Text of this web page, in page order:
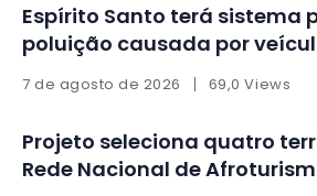
Espírito Santo terá sistema
poluição causada por
7 de agosto de 2026 69,0 Views
Projeto seleciona quatro
Rede Nacional de